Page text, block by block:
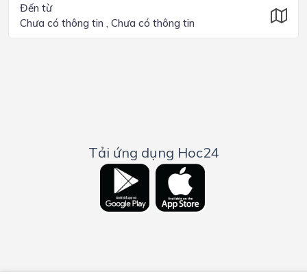
Đến từ
Chưa có thông tin , Chưa có thông tin
Tải ứng dụng Hoc24